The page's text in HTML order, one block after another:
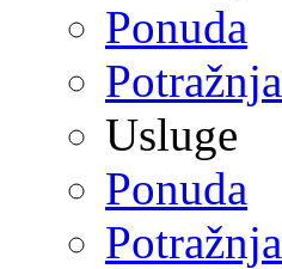
Ponuda
Potražnja
Usluge
Ponuda
Potražnja